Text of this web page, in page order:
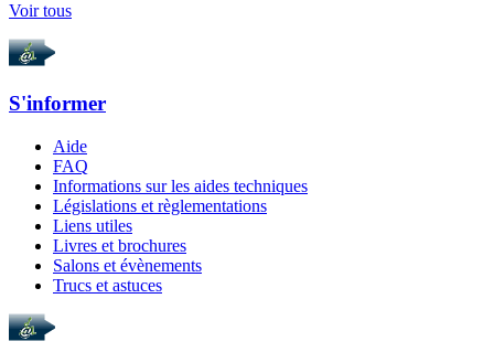
Voir tous
S'informer
Aide
FAQ
Informations sur les aides techniques
Législations et règlementations
Liens utiles
Livres et brochures
Salons et évènements
Trucs et astuces